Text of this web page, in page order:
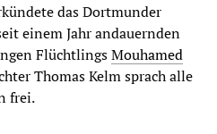
das Dortmunder
einem Jahr andauernden
FlüchtlingsMouhamed
Thomas Kelm sprach alle
frei.